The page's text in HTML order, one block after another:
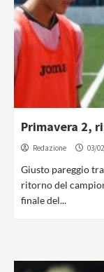
Primavera 2,
Redazione 03/
Giusto pareggio
ritorno del
finale del...